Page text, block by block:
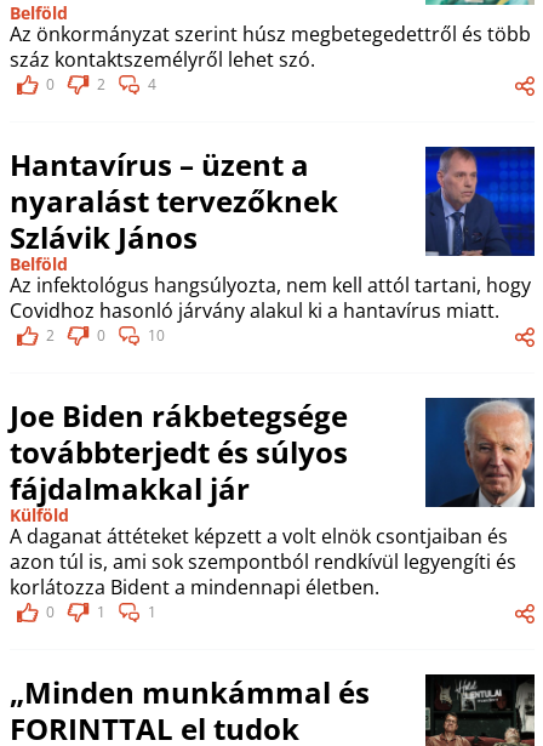
Belföld
Az önkormányzat szerint húsz megbetegedettről és több
száz kontaktszemélyről lehet szó.
0 2 4
Hantavírus – üzent a
nyaralást tervezőknek
Szlávik János
Belföld
Az infektológus hangsúlyozta, nem kell attól tartani, hogy
Covidhoz hasonló járvány alakul ki a hantavírus miatt.
2 0 10
Joe Biden rákbetegsége
továbbterjedt és súlyos
fájdalmakkal jár
Külföld
A daganat áttéteket képzett a volt elnök csontjaiban és
azon túl is, ami sok szempontból rendkívül legyengíti és
korlátozza Bident a mindennapi életben.
0 1 1
„Minden munkámmal és
FORINTTAL el tudok